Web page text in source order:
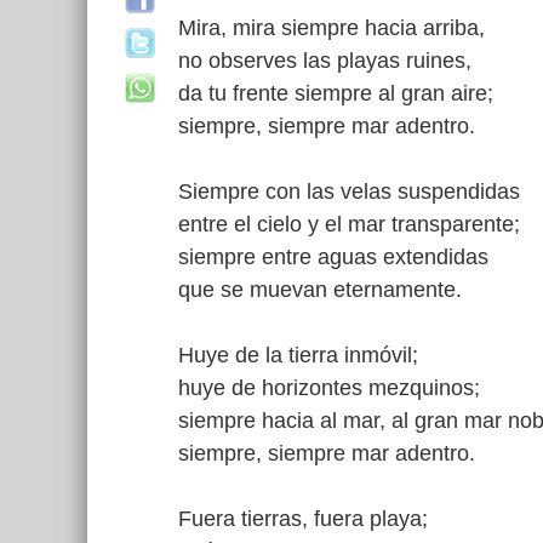
Mira, mira siempre hacia arriba,
no observes las playas ruines,
da tu frente siempre al gran aire;
siempre, siempre mar adentro.
Siempre con las velas suspendidas
entre el cielo y el mar transparente;
siempre entre aguas extendidas
que se muevan eternamente.
Huye de la tierra inmóvil;
huye de horizontes mezquinos;
siempre hacia al mar, al gran mar
siempre, siempre mar adentro.
Fuera tierras, fuera playa;